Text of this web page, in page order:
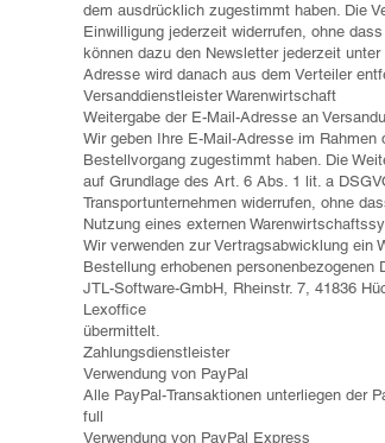
dem ausdrücklich zugestimmt haben. Die
Einwilligung jederzeit widerrufen, ohne
können dazu den Newsletter jederzeit
Adresse wird danach aus dem Verteiler
Versanddienstleister Warenwirtschaft
Weitergabe der E-Mail-Adresse an
Wir geben Ihre E-Mail-Adresse im
Bestellvorgang zugestimmt haben. Die
auf Grundlage des Art. 6 Abs. 1 lit. a
Transportunternehmen widerrufen, ohne
Nutzung eines externen
Wir verwenden zur Vertragsabwicklung ein
Bestellung erhobenen personenbezogenen
JTL-Software-GmbH, Rheinstr. 7, 41836
Lexoffice
übermittelt.
Zahlungsdienstleister
Verwendung von PayPal
Alle PayPal-Transaktionen unterliegen der
full
Verwendung von PayPal Express